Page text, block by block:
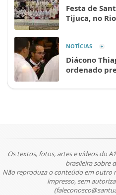
Festa de
Tijuca, no
NOTÍCIAS
Diácono
ordenado
Os textos, fotos, artes e vídeos do
brasileira sobre
Não reproduza o conteúdo em outro
impresso, sem